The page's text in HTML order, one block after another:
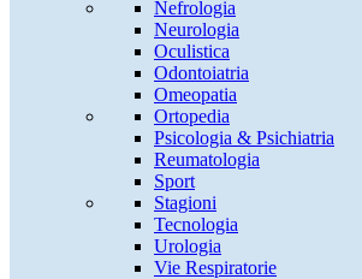
Nefrologia
Neurologia
Oculistica
Odontoiatria
Omeopatia
Ortopedia
Psicologia & Psichiatria
Reumatologia
Sport
Stagioni
Tecnologia
Urologia
Vie Respiratorie